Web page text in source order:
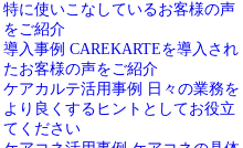
特に使いこなしているお客様の声
をご紹介
導入事例 CAREKARTEを導入され
たお客様の声をご紹介
ケアカルテ活用事例
日々の業務を
より良くするヒントとしてお役立
てください
せ
H.C.R.2024 に出展